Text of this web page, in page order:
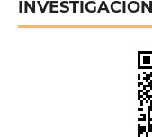
INVESTIGACIÓN